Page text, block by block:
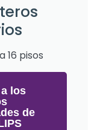
16 pisos
los
de